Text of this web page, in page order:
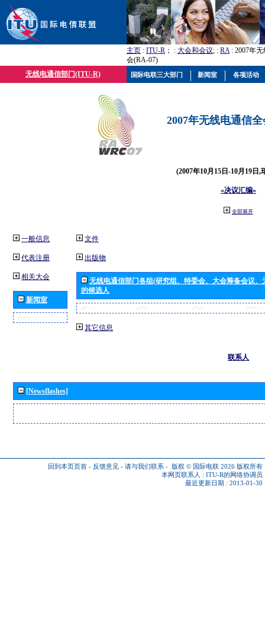
主页 : ITU-R ； : 大会和会议; : RA: 2007年
会(RA-07)
无线电通信部门(ITU-R)
2007年无线电通信
(2007年10月15日-10月19日,
«决议汇编»
全部展开
一般信息
代表注册
相关大会
新闻室
文件
出版物
无线电通信部门各组(研究组、特委会、大会筹备会议
的候选人
其它信息
联系人
[Newsflashes]
回到本页页首 - 反馈意见 - 请与我们联系 - 版权 © 国际电联 2026 版权所有
本网页联系人 : ITU-R的网络协调员
最近更新日期 : 2013-01-30
国际电联三大部门 新闻室 各项活动